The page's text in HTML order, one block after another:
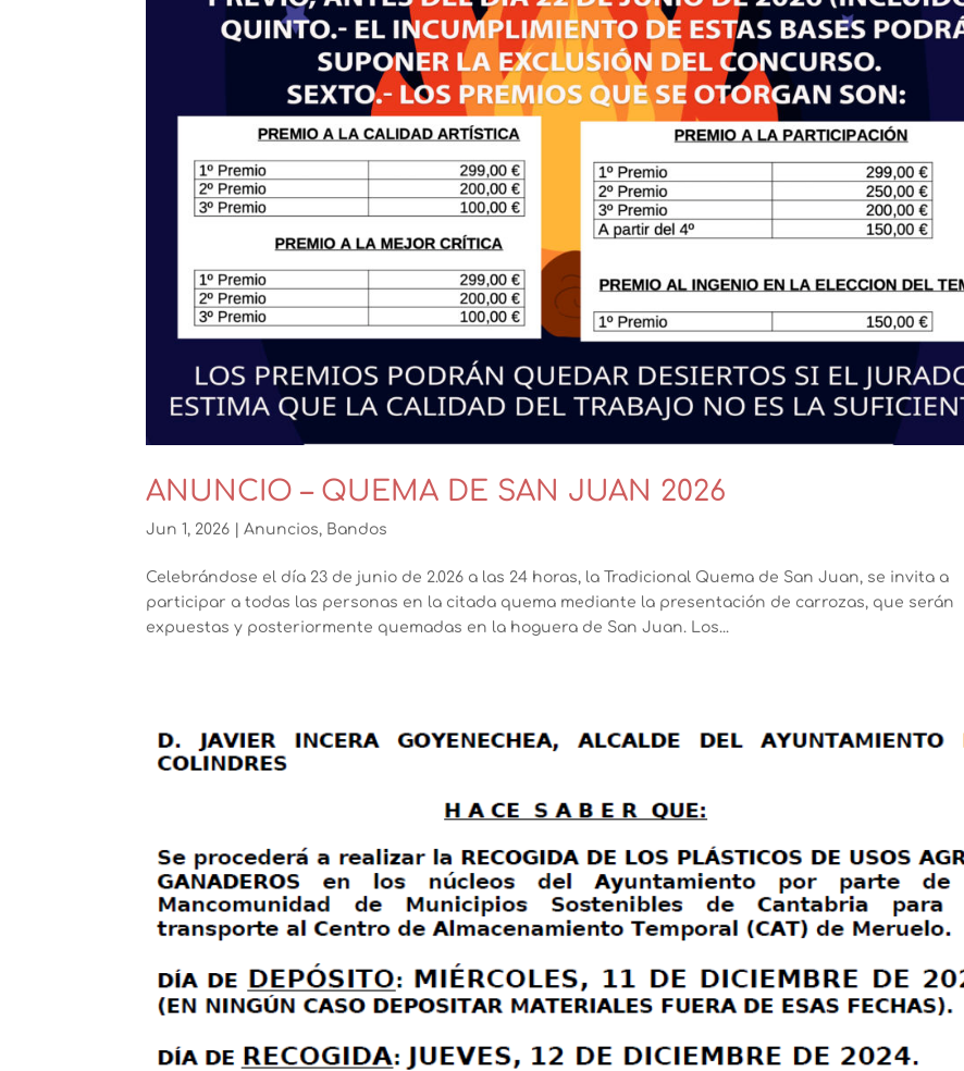
ANUNCIO – QUEMA DE SAN JUAN 2026
Jun 1, 2026 |Anuncios, Bandos
Celebrándose el día 23 de junio de 2.026 a las 24 horas, la Tradicional Quema de San Juan, se invita a
participar a todas las personas en la citada quema mediante la presentación de carrozas, que serán
expuestas y posteriormente quemadas en la hoguera de San Juan. Los...